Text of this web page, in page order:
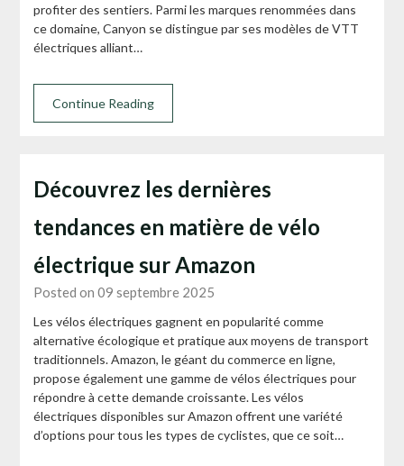
profiter des sentiers. Parmi les marques renommées dans
ce domaine, Canyon se distingue par ses modèles de VTT
électriques alliant…
Continue Reading
Découvrez les dernières
tendances en matière de vélo
électrique sur Amazon
Posted on 09 septembre 2025
Les vélos électriques gagnent en popularité comme
alternative écologique et pratique aux moyens de transport
traditionnels. Amazon, le géant du commerce en ligne,
propose également une gamme de vélos électriques pour
répondre à cette demande croissante. Les vélos
électriques disponibles sur Amazon offrent une variété
d’options pour tous les types de cyclistes, que ce soit…